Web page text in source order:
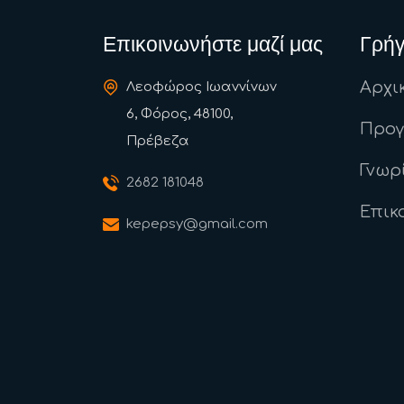
Επικοινωνήστε μαζί μας
Λεοφώρος Ιωαννίνων
6, Φόρος, 48100,
Πρέβεζα
2682 181048
kepepsy@gmail.com